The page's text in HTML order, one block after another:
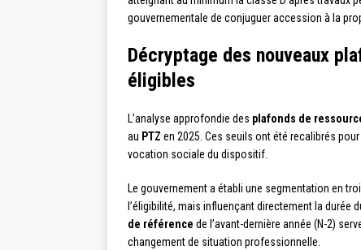
gouvernementale de conjuguer accession à la
Décryptage des nouveaux
éligibles
L’analyse approfondie des plafonds de
au PTZ en 2025. Ces seuils ont été recalibrés
vocation sociale du dispositif.
Le gouvernement a établi une segmentation en
l’éligibilité, mais influençant directement la durée
de référence de l’avant-dernière année (N-2)
changement de situation professionnelle.